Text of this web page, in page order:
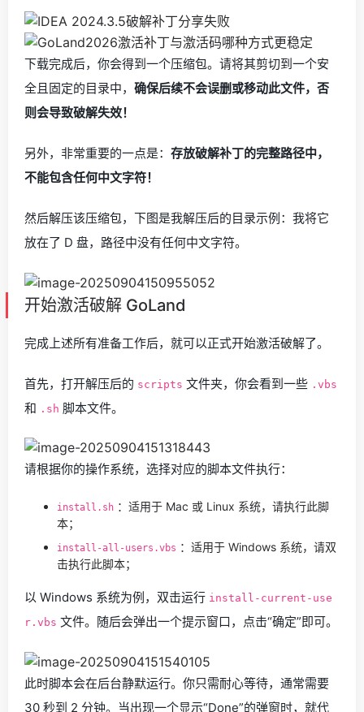
下载完成后，你会得到一个压缩包。请将其剪切到一个安
全且固定的目录中， 确保后续不会误删或移动此文件，否
则会导致破解失效！
另外，非常重要的一点是： 存放破解补丁的完整路径中，
不能包含任何中文字符！
然后解压该压缩包，下图是我解压后的目录示例：我将它
放在了 D 盘，路径中没有任何中文字符。
开始激活破解 GoLand
完成上述所有准备工作后，就可以正式开始激活破解了。
首先，打开解压后的 scripts 文件夹，你会看到一些 .vbs
和 .sh 脚本文件。
请根据你的操作系统，选择对应的脚本文件执行：
install.sh ：适用于 Mac 或 Linux 系统，请执行此脚
本；
install-all-users.vbs ：适用于 Windows 系统，请双
击执行此脚本；
以 Windows 系统为例，双击运行 install-current-use
r.vbs 文件。随后会弹出一个提示窗口，点击“确定”即可。
此时脚本会在后台静默运行。你只需耐心等待，通常需要
30 秒到 2 分钟。当出现一个显示“Done”的弹窗时，就代